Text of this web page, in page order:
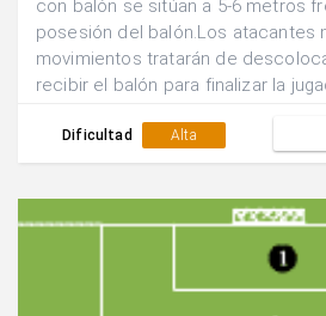
con balón se sitúan a 5-6 metros
posesión del balón.Los atacantes
movimientos tratarán de
recibir el balón para finalizar la
marcaje, basculación....
Dificultad Alta